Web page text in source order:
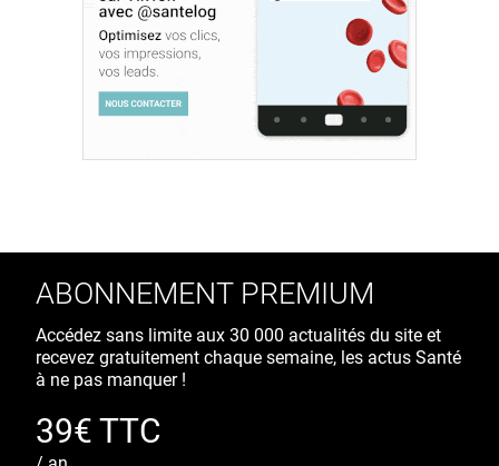
ABONNEMENT PREMIUM
Accédez sans limite aux 30 000 actualités du site et
recevez gratuitement chaque semaine, les actus Santé
à ne pas manquer !
39€ TTC